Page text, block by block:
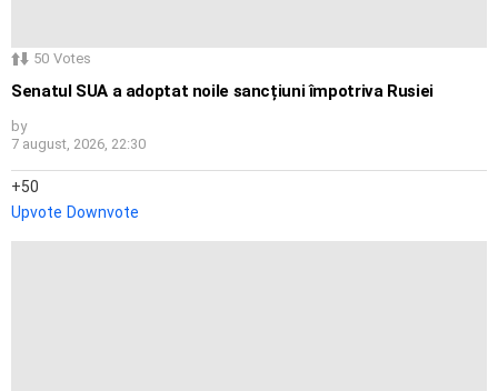
50 Votes
Senatul SUA a adoptat noile sancțiuni împotriva Rusiei
by
7 august, 2026, 22:30
50
Upvote Downvote